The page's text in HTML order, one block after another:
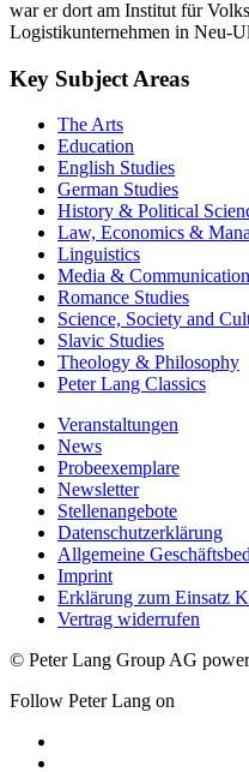
war er dort am Institut für
Logistikunternehmen in Neu-
Key Subject Areas
The Arts
Education
English Studies
German Studies
History & Political
Law, Economics &
Linguistics
Media & Communication
Romance Studies
Science, Society and
Slavic Studies
Theology & Philosophy
Peter Lang Classics
Veranstaltungen
News
Probeexemplare
Newsletter
Stellenangebote
Datenschutzerklärung
Allgemeine
Imprint
Erklärung zum Einsatz
Vertrag widerrufen
© Peter Lang Group AG
Follow Peter Lang on